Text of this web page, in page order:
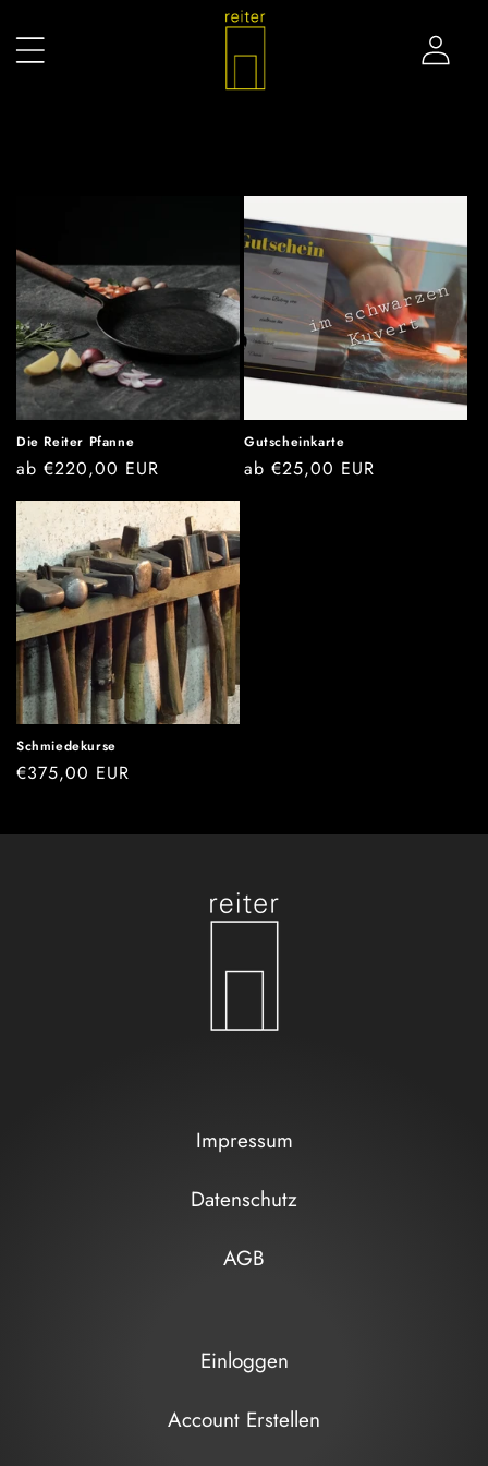
Inhalt
Die Reiter Pfanne
Normaler
Preis
ab €220,00 EUR
Gutscheinkarte
Normaler
ab €25,00 EUR
Schmiedekurse
Normaler
€375,00 EUR
Impressum
Datenschutz
AGB
Einloggen
Account Erstellen